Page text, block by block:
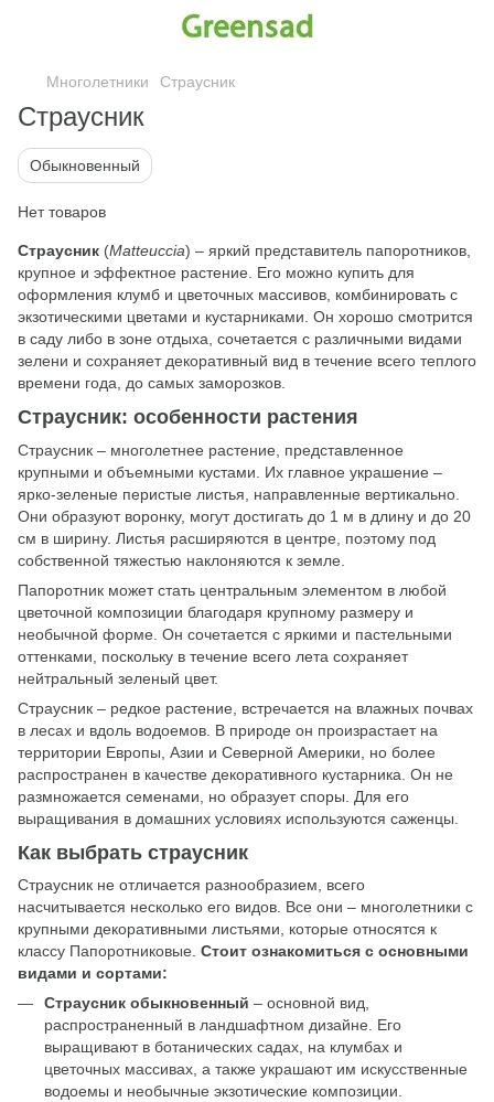
Многолетники Страусник
Страусник
Обыкновенный
Нет товаров
Страусник (Matteuccia) ‒ яркий представитель папоротников,
крупное и эффектное растение. Его можно купить для
оформления клумб и цветочных массивов, комбинировать с
экзотическими цветами и кустарниками. Он хорошо смотрится
в саду либо в зоне отдыха, сочетается с различными видами
зелени и сохраняет декоративный вид в течение всего теплого
времени года, до самых заморозков.
Страусник: особенности растения
Страусник ‒ многолетнее растение, представленное
крупными и объемными кустами. Их главное украшение ‒
ярко-зеленые перистые листья, направленные вертикально.
Они образуют воронку, могут достигать до 1 м в длину и до 20
см в ширину. Листья расширяются в центре, поэтому под
собственной тяжестью наклоняются к земле.
Папоротник может стать центральным элементом в любой
цветочной композиции благодаря крупному размеру и
необычной форме. Он сочетается с яркими и пастельными
оттенками, поскольку в течение всего лета сохраняет
нейтральный зеленый цвет.
Страусник ‒ редкое растение, встречается на влажных почвах
в лесах и вдоль водоемов. В природе он произрастает на
территории Европы, Азии и Северной Америки, но более
распространен в качестве декоративного кустарника. Он не
размножается семенами, но образует споры. Для его
выращивания в домашних условиях используются саженцы.
Как выбрать страусник
Страусник не отличается разнообразием, всего
насчитывается несколько его видов. Все они ‒ многолетники с
крупными декоративными листьями, которые относятся к
классу Папоротниковые. Стоит ознакомиться с основными
видами и сортами:
Страусник обыкновенный ‒ основной вид,
распространенный в ландшафтном дизайне. Его
выращивают в ботанических садах, на клумбах и
цветочных массивах, а также украшают им искусственные
водоемы и необычные экзотические композиции.